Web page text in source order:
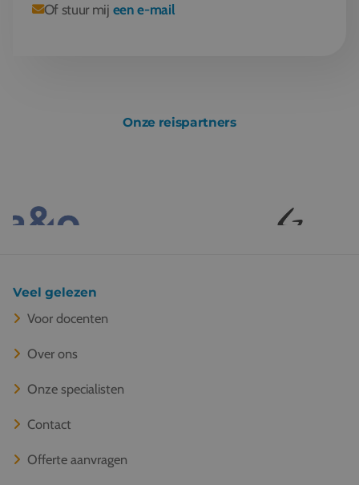
Of stuur mij een e-mail
Onze reispartners
Veel gelezen
Voor docenten
Over ons
Onze specialisten
Contact
Offerte aanvragen